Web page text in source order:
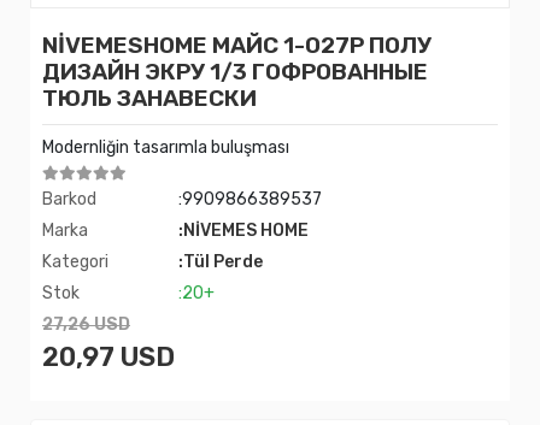
NİVEMESHOME МАЙС 1-027Р ПОЛУ
ДИЗАЙН ЭКРУ 1/3 ГОФРОВАННЫЕ
ТЮЛЬ ЗАНАВЕСКИ
Modernliğin tasarımla buluşması
Barkod
:9909866389537
Marka
:NİVEMES HOME
Kategori
:Tül Perde
Stok
:20+
27,26 USD
20,97 USD